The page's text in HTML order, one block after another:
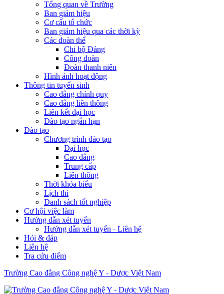
Tổng quan về Trường
Ban giám hiệu
Cơ cấu tổ chức
Ban giám hiệu qua các thời kỳ
Các đoàn thể
Chi bộ Đảng
Công đoàn
Đoàn thanh niên
Hình ảnh hoạt động
Thông tin tuyển sinh
Cao đẳng chính quy
Cao đẳng liên thông
Liên kết đại học
Đào tạo ngắn hạn
Đào tạo
Chương trình đào tạo
Đại học
Cao đẳng
Trung cấp
Liên thông
Thời khóa biểu
Lịch thi
Danh sách tốt nghiệp
Cơ hội việc làm
Hướng dẫn xét tuyển
Hướng dẫn xét tuyển - Liên hệ
Hỏi & đáp
Liên hệ
Tra cứu điểm
Trường Cao đẳng Công nghệ Y - Dược Việt Nam